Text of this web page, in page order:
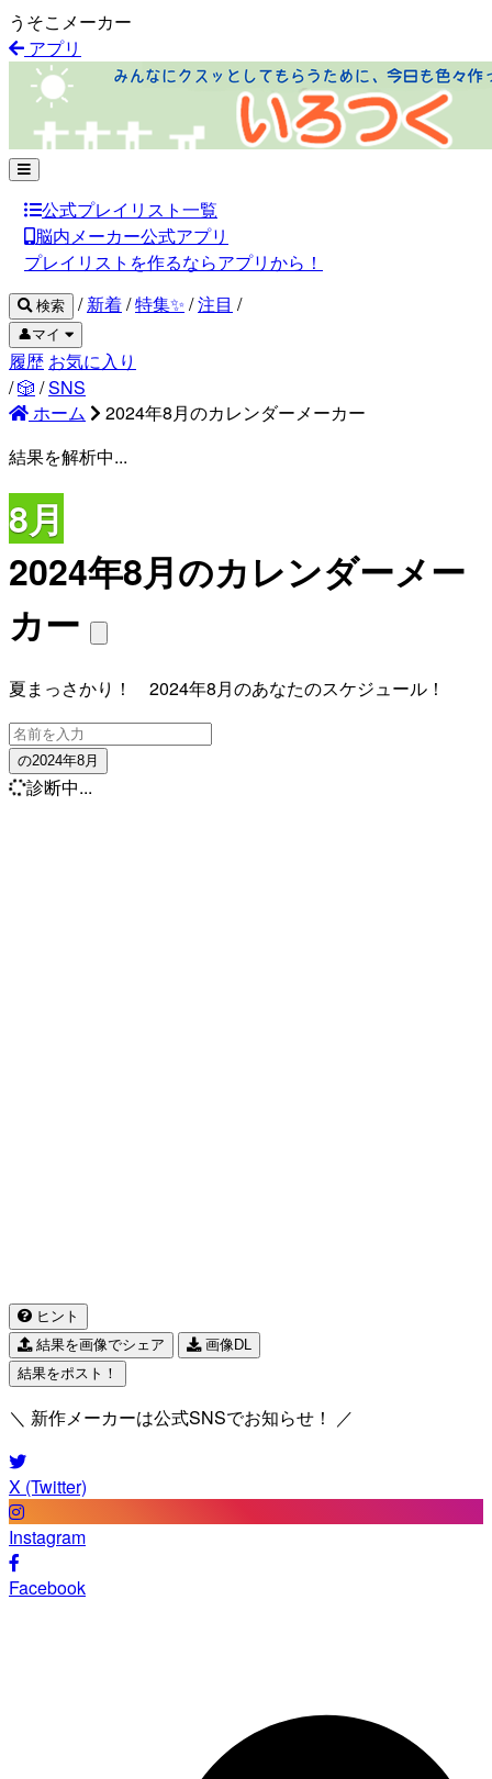
うそこメーカー
アプリ
公式プレイリスト一覧
脳内メーカー公式アプリ
プレイリストを作るならアプリから！
検索 / 新着/特集✨ /注目 /
👤マイ
履歴 お気に入り
/🎲 /SNS
ホーム
2024年8月のカレンダーメーカー
結果を解析中...
8月
2024年8月のカレンダーメー
カー
夏まっさかり！ 2024年8月のあなたのスケジュール！
の2024年8月
診断中...
ヒント
結果を画像でシェア
画像DL
結果をポスト！
＼ 新作メーカーは公式SNSでお知らせ！ ／
X (Twitter)
Instagram
Facebook